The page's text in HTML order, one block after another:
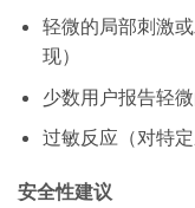
轻微的局部刺激
现）
少数用户报告轻
过敏反应（对特定
安全性建议